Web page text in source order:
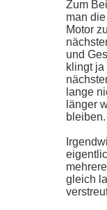
Zum
man
Motor
und
klingt
lange
länger
bleiben.
gleich